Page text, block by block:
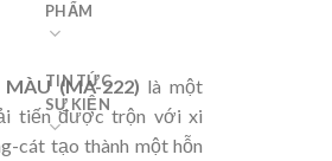
PHẨM
TIN TỨC
SỰ KIỆN
(MA-222) là một
tiến được trộn với xi
cát tạo thành một hỗn